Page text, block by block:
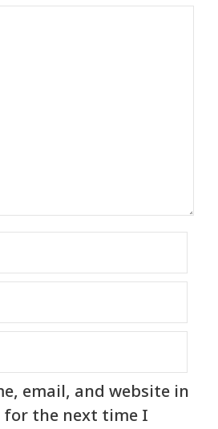
email, and website in
for the next time I